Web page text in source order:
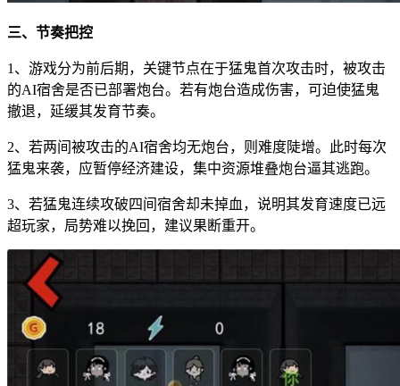
三、节奏把控
1、游戏分为前后期，关键节点在于猛鬼首次攻击时，被攻击
的AI宿舍是否已部署炮台。若有炮台造成伤害，可迫使猛鬼
撤退，延缓其发育节奏。
2、若两间被攻击的AI宿舍均无炮台，则难度陡增。此时每次
猛鬼来袭，应暂停经济建设，集中资源堆叠炮台逼其逃跑。
3、若猛鬼连续攻破四间宿舍却未掉血，说明其发育速度已远
超玩家，局势难以挽回，建议果断重开。